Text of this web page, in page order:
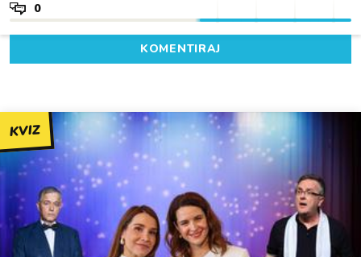
0
KOMENTIRAJ
KVIZ